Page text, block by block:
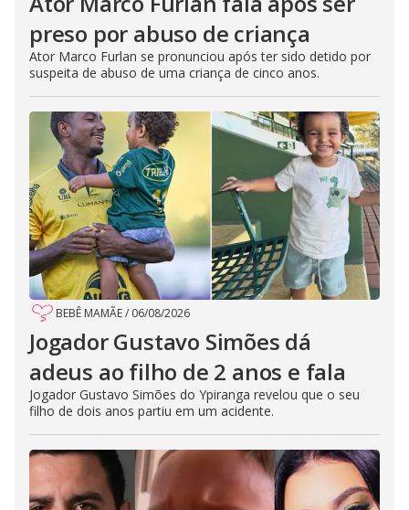
preso por abuso de criança
Ator Marco Furlan se pronunciou após ter sido detido por
suspeita de abuso de uma criança de cinco anos.
BEBÊ MAMÃE/ 06/08/2026
Jogador Gustavo Simões dá
adeus ao filho de 2 anos e fala
Jogador Gustavo Simões do Ypiranga revelou que o seu
filho de dois anos partiu em um acidente.